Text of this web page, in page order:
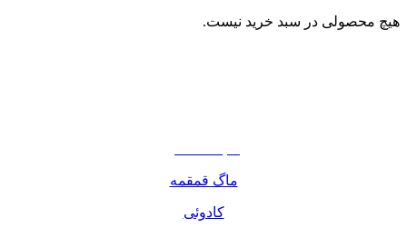
هیچ محصولی در سبد خرید نیست.
ماگ قمقمه
کادوئی